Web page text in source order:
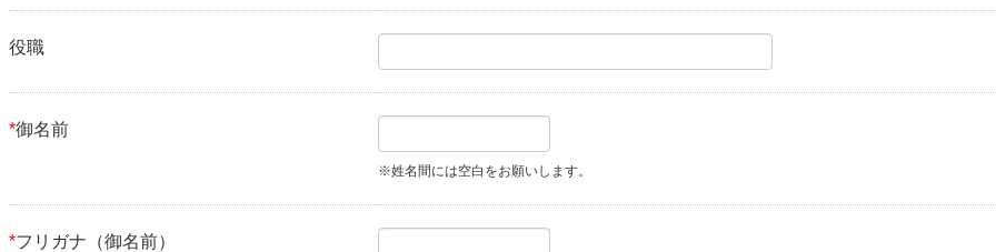
役職
*御名前
※姓名間には空白をお願いします。
*フリガナ（御名前）